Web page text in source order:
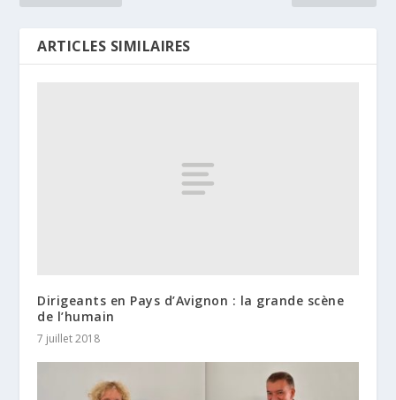
ARTICLES SIMILAIRES
Dirigeants en Pays d’Avignon : la grande scène
de l’humain
7 juillet 2018